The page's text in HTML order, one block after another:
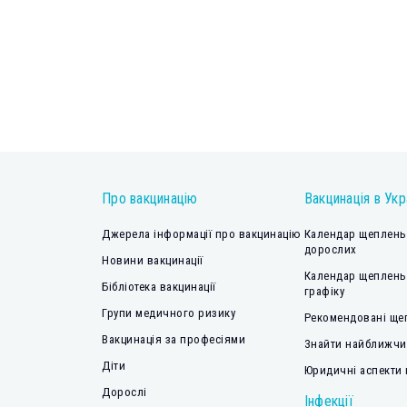
Про вакцинацію
Джерела інформації про вакцинацію
Новини вакцинації
Бібліотека вакцинації
Групи медичного ризику
Вакцинація за професіями
Діти
Дорослі
Вакцинація в
Календар щеплень
дорослих
Календар
графіку
Рекомендовані
Знайти
Юридичні аспекти
Інфекції